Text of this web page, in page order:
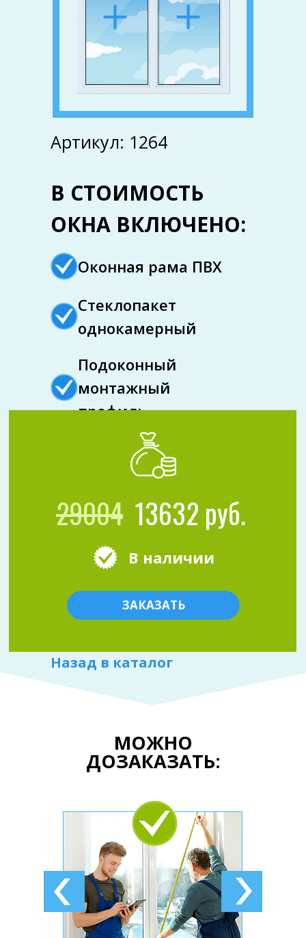
Артикул: 1264
В СТОИМОСТЬ
ОКНА ВКЛЮЧЕНО:
Стеклопакет
однокамерный
Оконная рама ПВХ
Подоконный
монтажный
профиль
29004 13632 руб.
ЗАКАЗАТЬ
В наличии
Назад в каталог
МОЖНО
ДОЗАКАЗАТЬ: